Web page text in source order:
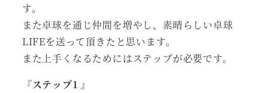
す。
また卓球を通じ仲間を増やし、素晴らしい卓球
LIFEを送って頂きたと思います。
また上手くなるためにはステップが必要です。
『ステップ1 』